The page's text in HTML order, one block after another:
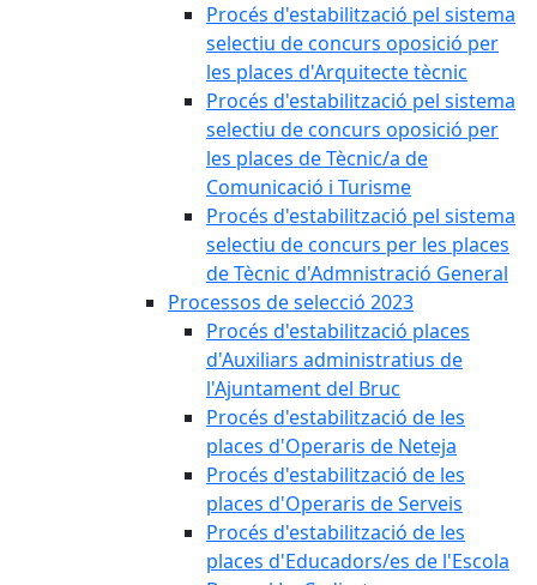
Procés d'estabilització pel sistema
selectiu de concurs oposició per
les places d'Arquitecte tècnic
Procés d'estabilització pel sistema
selectiu de concurs oposició per
les places de Tècnic/a de
Comunicació i Turisme
Procés d'estabilització pel sistema
selectiu de concurs per les places
de Tècnic d'Admnistració General
Processos de selecció 2023
Procés d'estabilització places
d'Auxiliars administratius de
l'Ajuntament del Bruc
Procés d'estabilització de les
places d'Operaris de Neteja
Procés d'estabilització de les
places d'Operaris de Serveis
Procés d'estabilització de les
places d'Educadors/es de l'Escola